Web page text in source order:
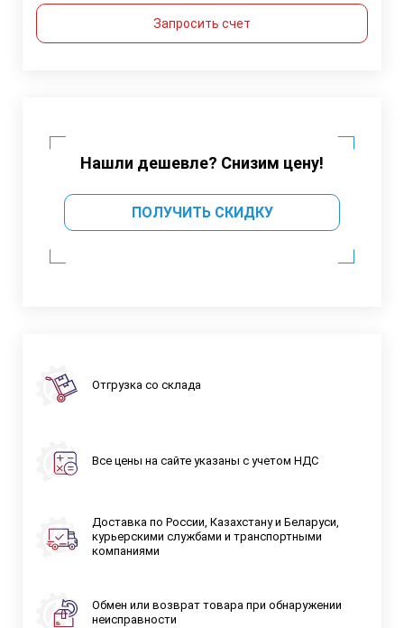
Запросить счет
Нашли дешевле? Снизим цену!
ПОЛУЧИТЬ СКИДКУ
Отгрузка со склада
Все цены на сайте указаны с учетом НДС
Доставка по России, Казахстану и Беларуси,
курьерскими службами и транспортными
компаниями
Обмен или возврат товара при обнаружении
неисправности